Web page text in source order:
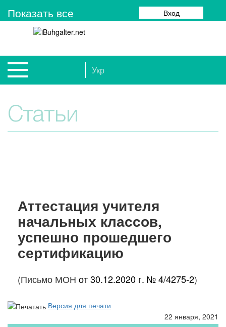
Показать все Вход
Укр
Статьи
Аттестация учителя
начальных классов,
успешно прошедшего
сертификацию
(Письмо МОН от 30.12.2020 г. № 4/4275-2)
Версия для печати
22 января, 2021